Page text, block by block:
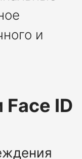
и
Face ID